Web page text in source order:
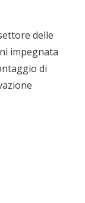
delle
impegnata
di